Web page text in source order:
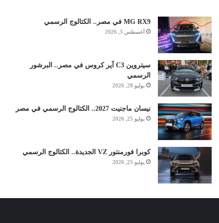
MG RX9 في مصر.. الكتالوج الرسمي
أغسطس 3, 2026
سيتروين C3 آير كروس في مصر.. البرشور
الرسمي
يوليو 28, 2026
نيسان ماجنيت 2027.. الكتالوج الرسمي في مصر
يوليو 25, 2026
كوبرا فورمنتور VZ الجديدة.. الكتالوج الرسمي
يوليو 25, 2026